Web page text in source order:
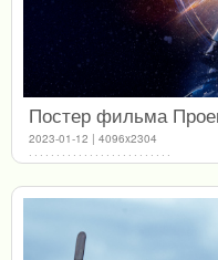
Постер фильма
2023-01-12 | 4096x2304